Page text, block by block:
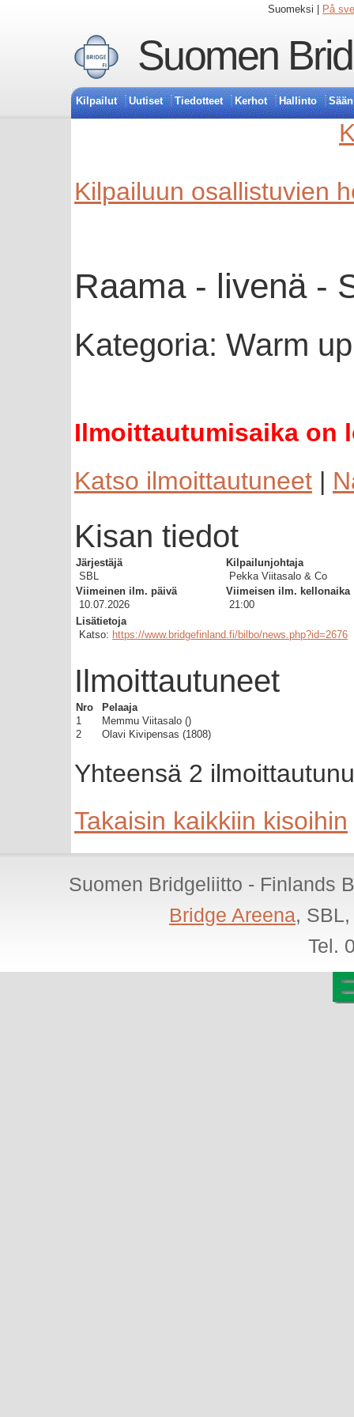
Suomeksi | På
Suomen
Kilpailut Uutiset Tiedotteet Kerhot Hallinto
Kilpailuun osallistuvien
Raama - livenä -
Kategoria: Warm up
Ilmoittautumisaika on
Katso ilmoittautuneet |
Kisan tiedot
Järjestäjä
Kilpailunjohtaja
SBL
Pekka Viitasalo & Co
Viimeinen ilm. päivä
Viimeisen ilm. kellonaika
10.07.2026
21:00
Lisätietoja
Katso: https://www.bridgefinland.fi/bilbo/news.php?id=2676
Ilmoittautuneet
Nro
Pelaaja
1
Memmu Viitasalo ()
2
Olavi Kivipensas (1808)
Yhteensä 2
Takaisin kaikkiin kisoihin
Suomen Bridgeliitto - Finlands
Bridge Areena,
Tel.